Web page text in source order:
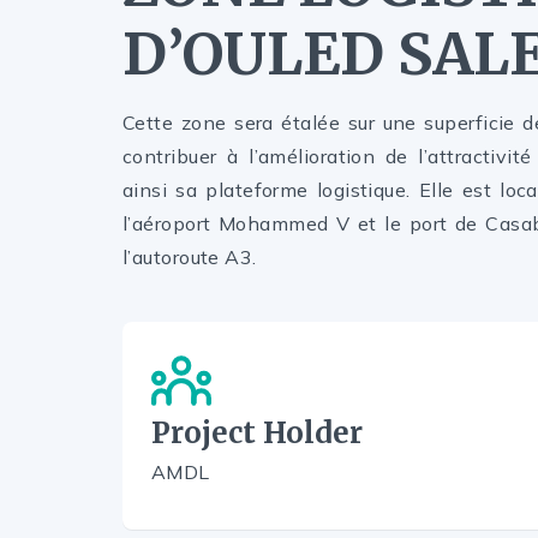
D’OULED
Cette zone sera étalée sur une superficie
contribuer à l’amélioration de
ainsi sa plateforme logistique. Elle est
l’aéroport Mohammed V et le port de
l’autoroute A3.
Project Holder
AMDL